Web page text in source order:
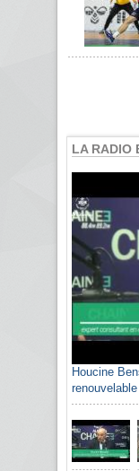
LA RADIO
Sami Agli,
algérienne